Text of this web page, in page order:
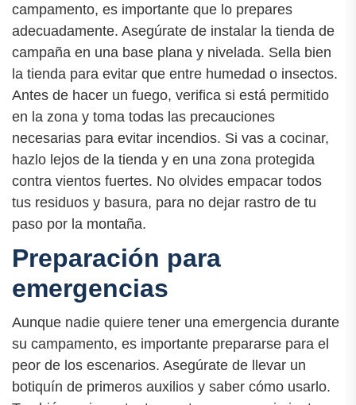
campamento, es importante que lo prepares
adecuadamente. Asegúrate de instalar la tienda de
campaña en una base plana y nivelada. Sella bien
la tienda para evitar que entre humedad o insectos.
Antes de hacer un fuego, verifica si está permitido
en la zona y toma todas las precauciones
necesarias para evitar incendios. Si vas a cocinar,
hazlo lejos de la tienda y en una zona protegida
contra vientos fuertes. No olvides empacar todos
tus residuos y basura, para no dejar rastro de tu
paso por la montaña.
Preparación para
emergencias
Aunque nadie quiere tener una emergencia durante
su campamento, es importante prepararse para el
peor de los escenarios. Asegúrate de llevar un
botiquín de primeros auxilios y saber cómo usarlo.